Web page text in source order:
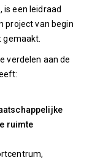
een leidraad
project van begin
verdelen aan de
ruimte